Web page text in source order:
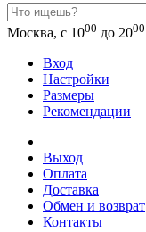
Москва, с 1000 до 2000
Вход
Настройки
Размеры
Рекомендации
Выход
Оплата
Доставка
Обмен и возврат
Контакты